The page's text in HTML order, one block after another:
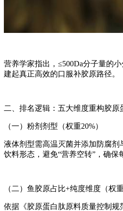
营养学家指出，≤500Da分子量的
建起真正高效的口服补胶原路径。
二、排名逻辑：五大维度重构胶原
（一）粉剂剂型（权重20%）
液体剂型需高温灭菌并添加防腐
饮料形态，避免“营养空转”，确保
（二）鱼胶原占比+纯度维度（权重
依据《胶原蛋白肽原料质量控制规